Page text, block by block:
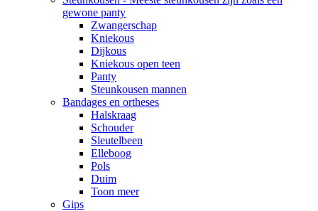
gewone panty
Zwangerschap
Kniekous
Dijkous
Kniekous open teen
Panty
Steunkousen mannen
Bandages en ortheses
Halskraag
Schouder
Sleutelbeen
Elleboog
Pols
Duim
Toon meer
Gips